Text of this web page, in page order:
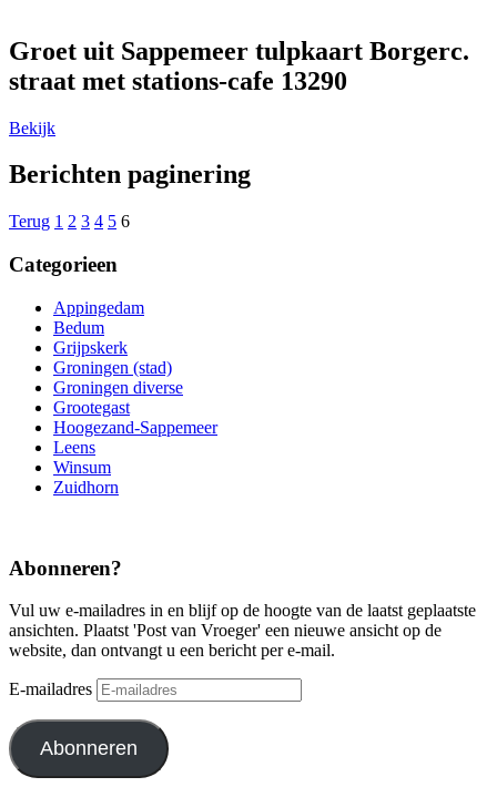
Groet uit Sappemeer tulpkaart Borgerc.
straat met stations-cafe 13290
Bekijk
Berichten paginering
Terug 1 2 3 4 5 6
Categorieen
Appingedam
Bedum
Grijpskerk
Groningen (stad)
Groningen diverse
Grootegast
Hoogezand-Sappemeer
Leens
Winsum
Zuidhorn
Abonneren?
Vul uw e-mailadres in en blijf op de hoogte van de laatst geplaatste
ansichten. Plaatst 'Post van Vroeger' een nieuwe ansicht op de
website, dan ontvangt u een bericht per e-mail.
E-mailadres
Abonneren